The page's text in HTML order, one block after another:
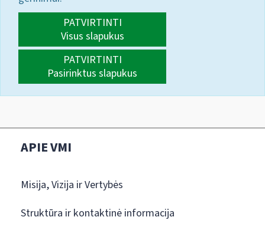
PATVIRTINTI
Visus slapukus
PATVIRTINTI
Pasirinktus slapukus
APIE VMI
Misija, Vizija ir Vertybės
Struktūra ir kontaktinė informacija